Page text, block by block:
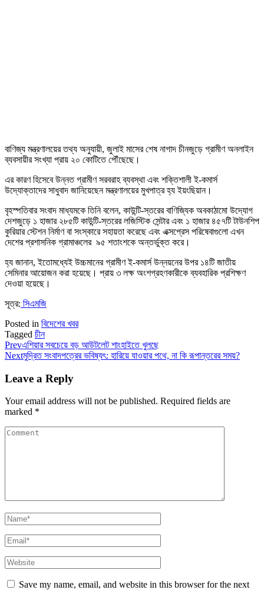
বাণিজ্য মন্ত্রণালয়ের তথ্য অনুযায়ী, জুলাই মাসের শেষ নাগাদ চীনজুড়ে গ্রামীণ অনলাইন
ব্যবসায়ীর সংখ্যা প্রায় ২০ কোটিতে পৌঁছেছে।
এর কারণ হিসেবে উন্নত গ্রামীণ সরবরাহ ব্যবস্থা এবং শক্তিশালী ই-কমার্স
উদ্যোক্তাদের সাধুবাদ জানিয়েছেন মন্ত্রণালয়ের মুখপাত্র হ্য ইয়ংছিয়ান।
বৃহস্পতিবার সংবাদ মাধ্যমকে তিনি বলেন, কাউন্টি-স্তরের বাণিজ্যিক অবকাঠামো উদ্যোগ
দেশজুড়ে ১ হাজার ২৮৫টি কাউন্টি-স্তরের লজিস্টিক সেন্টার এবং ১ হাজার ৪৫৭টি টাউনশিপ
কুরিয়ার স্টেশন নির্মাণ বা সংস্কারে সহায়তা করেছে এবং এক্সপ্রেস পরিষেবাগুলো এখন
দেশের প্রশাসনিক গ্রামাঞ্চলের ৯৫ শতাংশকে অন্তর্ভুক্ত করে।
হ্য জানান, ইতোমধ্যেই উচ্চমানের গ্রামীণ ই-কমার্স উন্নয়নের উপর ১৪টি জাতীয়
সেমিনার আয়োজন করা হয়েছে। প্রায় ৩ লক্ষ অংশগ্রহণকারীকে ব্যবহারিক প্রশিক্ষণ
দেওয়া হয়েছে।
সূত্র: সিএমজি
Posted in বিদেশের খবর
Tagged চীন
Prevএশিয়ার সবচেয়ে বড় আউটলেট শাংহাইতে খুলছে
Nextমুদ্রিত সংবাদপত্রের ভবিষ্যৎ: হারিয়ে যাওয়ার পথে, না কি রূপান্তরের সময়?
Leave a Reply
Your email address will not be published. Required fields are
marked *
Save my name, email, and website in this browser for the next